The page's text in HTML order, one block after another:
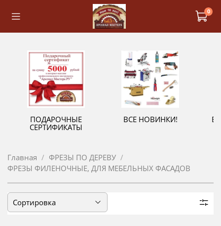
0
ПОДАРОЧНЫЕ
СЕРТИФИКАТЫ
ВСЕ НОВИНКИ!
Главная
ФРЕЗЫ ПО ДЕРЕВУ
ФРЕЗЫ ФИЛЕНОЧНЫЕ, ДЛЯ МЕБЕЛЬНЫХ ФАСАДОВ